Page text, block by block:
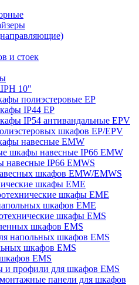
и стоек
10"
полиэстеровые EP
IP44 EP
IP54 антивандальные EPV
шкафов EP/EPV
навесные EMW
шкафы навесные IP66 EMW
IP66 EMWS
шкафов EMW/EMWS
шкафы EME
шкафы EME
шкафов EME
шкафы EMS
шкафов EMS
напольных шкафов EMS
шкафов EMS
EMS
профили для шкафов EMS
панели для шкафов